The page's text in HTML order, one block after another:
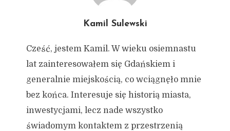
Kamil Sulewski
Cześć, jestem Kamil. W wieku osiemnastu
lat zainteresowałem się Gdańskiem i
generalnie miejskością, co wciągnęło mnie
bez końca. Interesuje się historią miasta,
inwestycjami, lecz nade wszystko
świadomym kontaktem z przestrzenią